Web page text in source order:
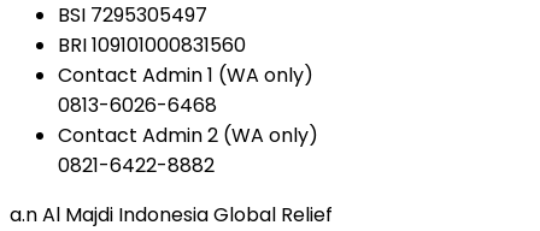
BSI 7295305497
BRI 109101000831560
Contact Admin 1 (WA only)
0813-6026-6468
Contact Admin 2 (WA only)
0821-6422-8882
a.n Al Majdi Indonesia Global Relief